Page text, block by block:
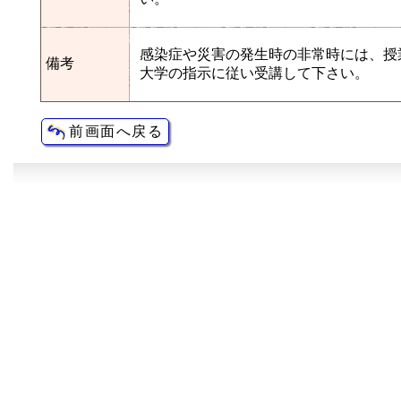
備考
感染症や災害の発生時の非常時には、
大学の指示に従い受講して下さい。